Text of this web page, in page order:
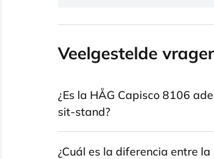
Veelgestelde
¿Es la HÅG Capisco 8106
sit-stand?
¿Cuál es la diferencia entre